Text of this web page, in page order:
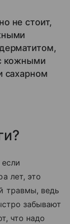
не стоит,
кожными
сахарном
лет, это
травмы, ведь
забывают
что надо